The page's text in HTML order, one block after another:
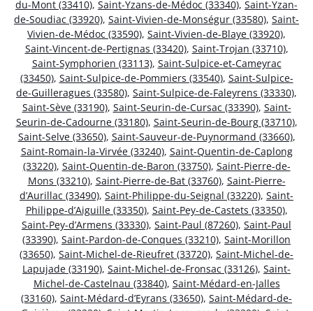
du-Mont (33410), Saint-Yzans-de-Médoc (33340), Saint-Yzan-
de-Soudiac (33920), Saint-Vivien-de-Monségur (33580), Saint-
Vivien-de-Médoc (33590), Saint-Vivien-de-Blaye (33920),
Saint-Vincent-de-Pertignas (33420), Saint-Trojan (33710),
Saint-Symphorien (33113), Saint-Sulpice-et-Cameyrac
(33450), Saint-Sulpice-de-Pommiers (33540), Saint-Sulpice-
de-Guilleragues (33580), Saint-Sulpice-de-Faleyrens (33330),
Saint-Sève (33190), Saint-Seurin-de-Cursac (33390), Saint-
Seurin-de-Cadourne (33180), Saint-Seurin-de-Bourg (33710),
Saint-Selve (33650), Saint-Sauveur-de-Puynormand (33660),
Saint-Romain-la-Virvée (33240), Saint-Quentin-de-Caplong
(33220), Saint-Quentin-de-Baron (33750), Saint-Pierre-de-
Mons (33210), Saint-Pierre-de-Bat (33760), Saint-Pierre-
d’Aurillac (33490), Saint-Philippe-du-Seignal (33220), Saint-
Philippe-d’Aiguille (33350), Saint-Pey-de-Castets (33350),
Saint-Pey-d’Armens (33330), Saint-Paul (87260), Saint-Paul
(33390), Saint-Pardon-de-Conques (33210), Saint-Morillon
(33650), Saint-Michel-de-Rieufret (33720), Saint-Michel-de-
Lapujade (33190), Saint-Michel-de-Fronsac (33126), Saint-
Michel-de-Castelnau (33840), Saint-Médard-en-Jalles
(33160), Saint-Médard-d’Eyrans (33650), Saint-Médard-de-